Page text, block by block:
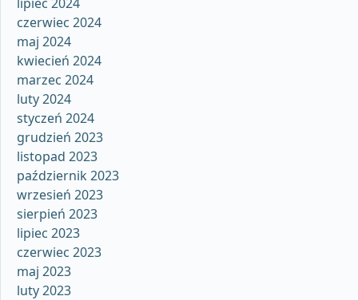
czerwiec 2024
maj 2024
kwiecień 2024
marzec 2024
luty 2024
styczeń 2024
grudzień 2023
listopad 2023
październik 2023
wrzesień 2023
sierpień 2023
lipiec 2023
czerwiec 2023
maj 2023
luty 2023